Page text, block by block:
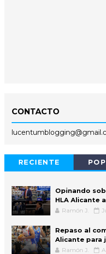
CONTACTO
RECIENTE
Opinando
HLA Alicante
Ramón J.
Repaso al
Alicante para
Ramón J.